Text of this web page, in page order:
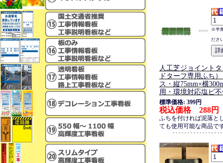
※半
ださ
人工芝ジョイント
ドターフ専用ふち
ス・縦75mm×横
用・環境対応塩ビ
標準価格: 399円
税込価格 288円
ふちを付ければ泥落と
ても使用可能な商品で